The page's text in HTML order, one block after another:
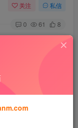
关注 私信
0 61 8
钻石会员 免费